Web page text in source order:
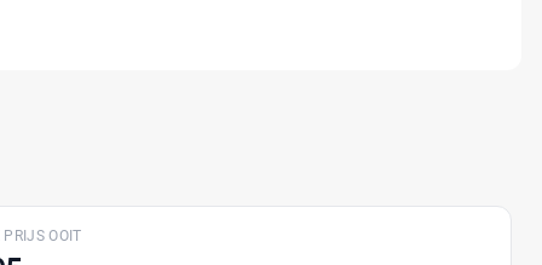
PRIJS OOIT